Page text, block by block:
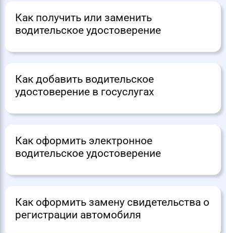
Как получить или заменить
водительское удостоверение
Как добавить водительское
удостоверение в госуслугах
Как оформить электронное
водительское удостоверение
Как оформить замену свидетельства о
регистрации автомобиля